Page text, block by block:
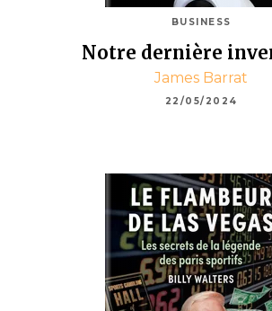
BUSINESS
Notre dernière
James Barrat
22/05/2024